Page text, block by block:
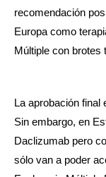
recomendación
Europa como
Múltiple con brotes
La aprobación final
Sin embargo, en
Daclizumab pero
sólo van a poder